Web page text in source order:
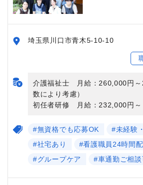
埼玉県川口市青木5-10-10
介護福祉士 月給：260,000円～
数により考慮）
初任者研修 月給：232,000円～
#無資格でも応募OK
#未経験
#社宅あり
#看護職員24時間
#グループケア
#車通勤ご相談